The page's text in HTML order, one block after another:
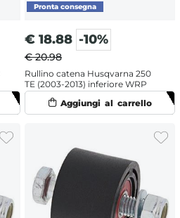
€ 18.88 -10%
€ 20.98
Rullino catena Husqvarna 250
TE (2003-2013) inferiore WRP